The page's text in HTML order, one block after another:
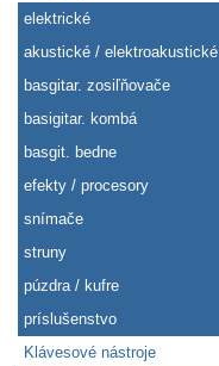
elektrické
akustické / elektroakustické
basgitar. zosiľňovače
basigitar. kombá
basgit. bedne
efekty / procesory
snímače
struny
púzdra / kufre
príslušenstvo
Klávesové nástroje